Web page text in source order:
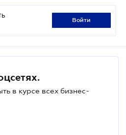
войти
в курсе всех бизнес-